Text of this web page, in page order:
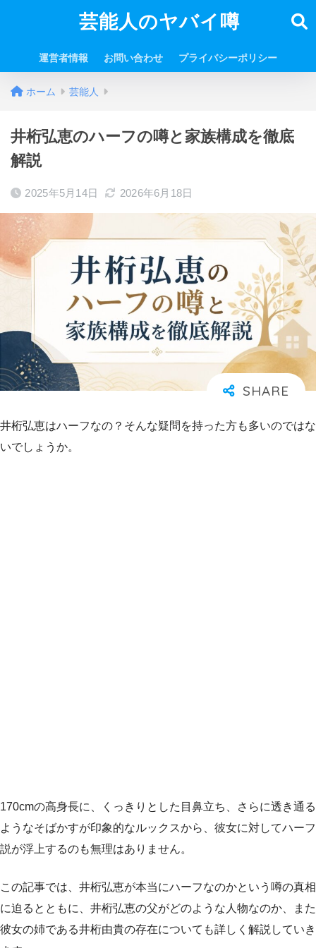
芸能人のヤバイ噂
運営者情報 お問い合わせ プライバシーポリシー
ホーム 芸能人
井桁弘恵のハーフの噂と家族構成を徹底
解説
2025年5月14日 2026年6月18日
井桁弘恵はハーフなの？そんな疑問を持った方も多いのではな
いでしょうか。
170cmの高身長に、くっきりとした目鼻立ち、さらに透き通る
ようなそばかすが印象的なルックスから、彼女に対してハーフ
説が浮上するのも無理はありません。
この記事では、井桁弘恵が本当にハーフなのかという噂の真相
に迫るとともに、井桁弘恵の父がどのような人物なのか、また
彼女の姉である井桁由貴の存在についても詳しく解説していき